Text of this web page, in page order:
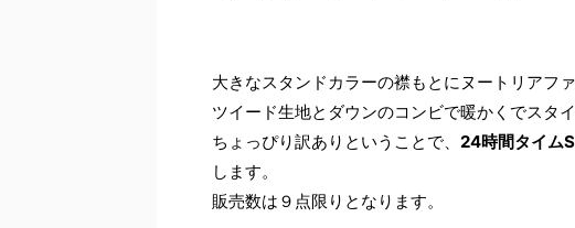
大きなスタンドカラーの襟もとにヌートリアファ
ツイード生地とダウンのコンビで暖かくでスタ
ちょっぴり訳ありということで、 24時間タイム
します。
販売数は９点限りとなります。